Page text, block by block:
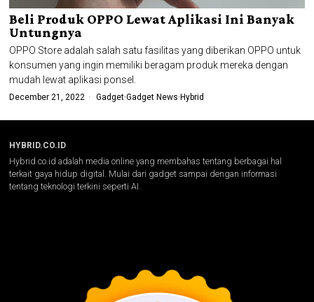
Beli Produk OPPO Lewat Aplikasi Ini Banyak
Untungnya
OPPO Store adalah salah satu fasilitas yang diberikan OPPO untuk
konsumen yang ingin memiliki beragam produk mereka dengan
mudah lewat aplikasi ponsel.
December 21, 2022 Gadget·Gadget News·Hybrid
HYBRID.CO.ID
Hybrid.co.id adalah media online yang membahas tentang berbagai hal
terkait gaya hidup digital. Mulai dari gadget sampai dengan informasi
tentang teknologi terkini seperti AI.